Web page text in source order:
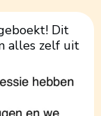
Dit
alles zelf uit